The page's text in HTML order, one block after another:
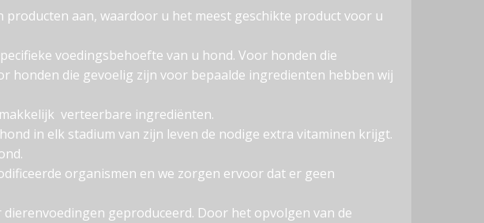
aan, waardoor u het meest geschikte product voor u
voedingsbehoefte van u hond. Voor honden die
honden die gevoelig zijn voor bepaalde ingredienten hebben wij
verteerbare ingrediënten.
in elk stadium van zijn leven de nodige extra vitaminen krijgt.
organismen en we zorgen ervoor dat er geen
geproduceerd. Door het opvolgen van de